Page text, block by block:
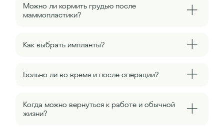
Можно ли кормить грудью после
маммопластики?
Как выбрать импланты?
Больно ли во время и после операции?
Когда можно вернуться к работе и обычной
жизни?